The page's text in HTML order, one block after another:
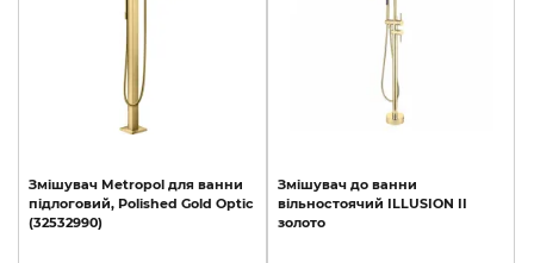
Змішувач Metropol для ванни
підлоговий, Polished Gold Optic
(32532990)
Змішувач до ванни
вільностоячий ILLUSION II
золото